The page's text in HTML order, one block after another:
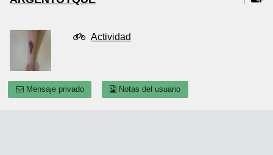
Actividad
Mensaje privado Notas del usuario